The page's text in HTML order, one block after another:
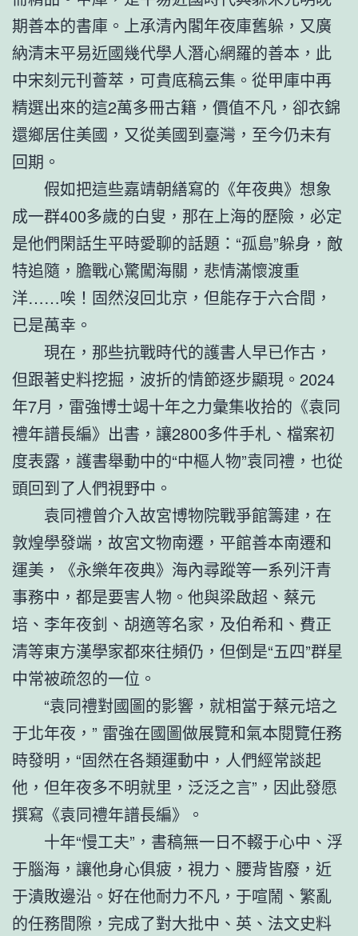
期善本的書庫。上承清內閣年夜庫舊躲，又廣
納清末平易近國幾代學人潛心網羅的善本，此
中宋刻元刊薈萃，可貴底稿云集。從甲庫中再
精選出來的這2萬多冊古籍，價值不凡，卻衣錦
還鄉居住美國，又從美國到臺灣，至今仍未有
回期。
假如把這些嘉靖朝繕寫的《年夜典》想象
成一群400多歲的白叟，那在上海的歷險，必定
是他們閑話生平時愛聊的話題：“孤島”躲身，敵
特追隨，膽戰心驚闖海關，悲情滿懷渡重
洋……唉！固然沒回北京，但能存于六合間，
已是萬幸。
現在，那些抗戰時代的護書人早已作古，
但跟著史料挖掘，波折的情節逐步顯現。2024
年7月，雷強博士竭十年之力彙集收拾的《袁同
禮年譜長編》出書，讓2800多件手札、檔案初
度表露，護書舉動中的“中樞人物”袁同禮，也從
頭回到了人們視野中。
袁同禮曾介入故宮博物院戰爭館籌建，在
敦煌學發端，故宮文物南遷，平館善本南遷和
運美，《永樂年夜典》海內尋蹤等一系列汗青
事務中，都是要害人物。他與梁啟超、蔡元
培、李年夜釗、胡適等名家，及伯希和、費正
清等東方漢學家都來往頻仍，但倒是“五四”群星
中常被疏忽的一位。
“袁同禮對國圖的影響，就相當于蔡元培之
于北年夜，” 雷強在國圖做展覽和氣本閱覽任務
時發明，“固然在各類運動中，人們經常談起
他，但年夜多不明就里，泛泛之言”，因此發愿
撰寫《袁同禮年譜長編》。
十年“慢工夫”，書稿無一日不輟于心中、浮
于腦海，讓他身心俱疲，視力、腰背皆廢，近
于潰敗邊沿。好在他耐力不凡，于喧鬧、繁亂
的任務間隙，完成了對大批中、英、法文史料